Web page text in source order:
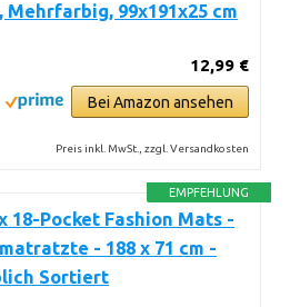
Mehrfarbig, 99x191x25 cm
12,99 €
Bei Amazon ansehen
Preis inkl. MwSt., zzgl. Versandkosten
EMPFEHLUNG
18-Pocket Fashion Mats -
- 188 x 71 cm -
Sortiert